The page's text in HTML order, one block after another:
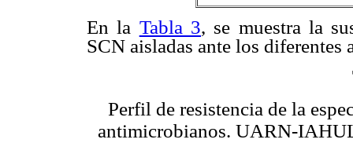
En la Tabla 3, se muestra la
SCN aisladas ante los diferentes
Perfil de resistencia de la
antimicrobianos. UARN-